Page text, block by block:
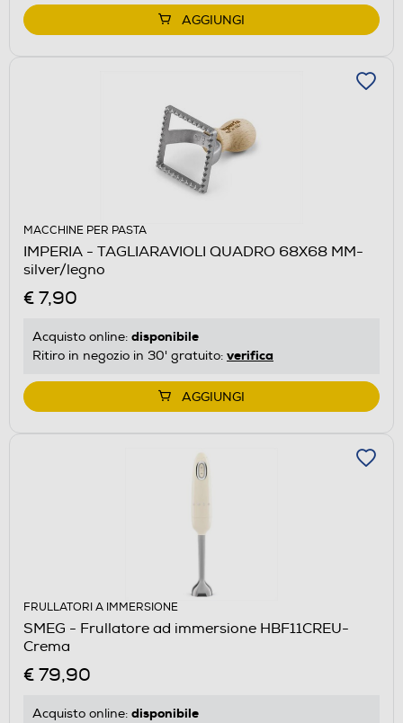
AGGIUNGI
MACCHINE PER PASTA
IMPERIA - TAGLIARAVIOLI QUADRO 68X68 MM-
silver/legno
€ 7,90
Acquisto online: disponibile
Ritiro in negozio in 30' gratuito: verifica
AGGIUNGI
FRULLATORI A IMMERSIONE
SMEG - Frullatore ad immersione HBF11CREU-
Crema
€ 79,90
Acquisto online: disponibile